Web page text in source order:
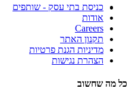
כניסת בתי עסק - שותפים
אודות
Careers
תקנון האתר
מדיניות הגנת פרטיות
הצהרת נגישות
כל מה שחשוב